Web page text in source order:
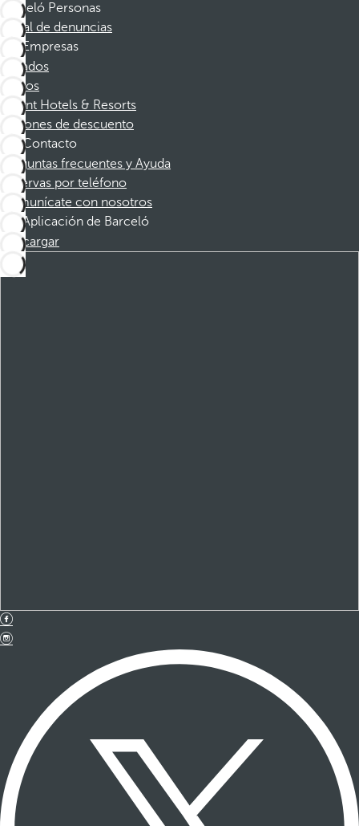
Barceló Personas
Canal de denuncias
Empresas
Afiliados
Socios
Dorint Hotels & Resorts
Cupones de descuento
Contacto
Preguntas frecuentes y Ayuda
Reservas por teléfono
Comunícate con nosotros
Aplicación de Barceló
Descargar